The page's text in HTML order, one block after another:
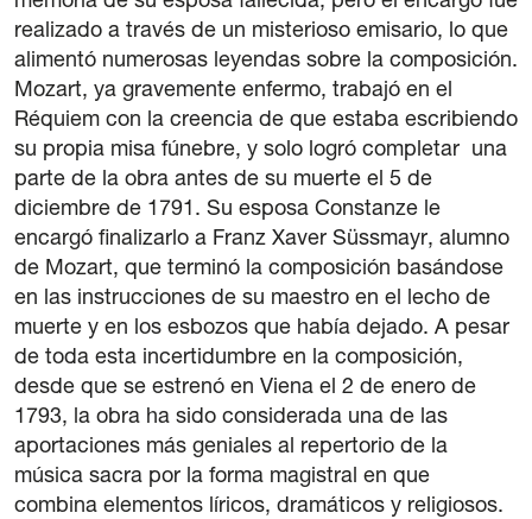
realizado a través de un misterioso emisario, lo que
alimentó numerosas leyendas sobre la composición.
Mozart, ya gravemente enfermo, trabajó en el
Réquiem con la creencia de que estaba escribiendo
su propia misa fúnebre, y solo logró completar una
parte de la obra antes de su muerte el 5 de
diciembre de 1791. Su esposa Constanze le
encargó finalizarlo a Franz Xaver Süssmayr, alumno
de Mozart, que terminó la composición basándose
en las instrucciones de su maestro en el lecho de
muerte y en los esbozos que había dejado. A pesar
de toda esta incertidumbre en la composición,
desde que se estrenó en Viena el 2 de enero de
1793, la obra ha sido considerada una de las
aportaciones más geniales al repertorio de la
música sacra por la forma magistral en que
combina elementos líricos, dramáticos y religiosos.